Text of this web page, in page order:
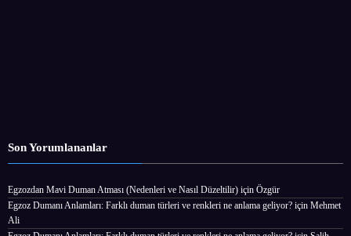
Son Yorumlananlar
Egzozdan Mavi Duman Atması (Nedenleri ve Nasıl Düzeltilir) için Özgür
Egzoz Dumanı Anlamları: Farklı duman türleri ve renkleri ne anlama geliyor? için Mehmet
Ali